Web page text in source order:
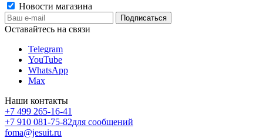
Новости магазина
Оставайтесь на связи
Telegram
YouTube
WhatsApp
Max
Наши контакты
+7 499 265-16-41
+7 910 081-75-82для сообщений
foma@jesuit.ru